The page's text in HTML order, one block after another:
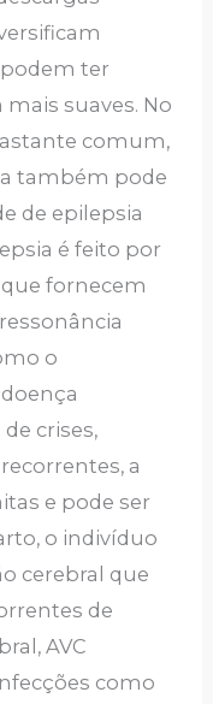
ter
suaves. No
comum,
também pode
de epilepsia
é feito por
fornecem
o
crises,
a
e pode ser
o indivíduo
cerebral que
de
AVC
como